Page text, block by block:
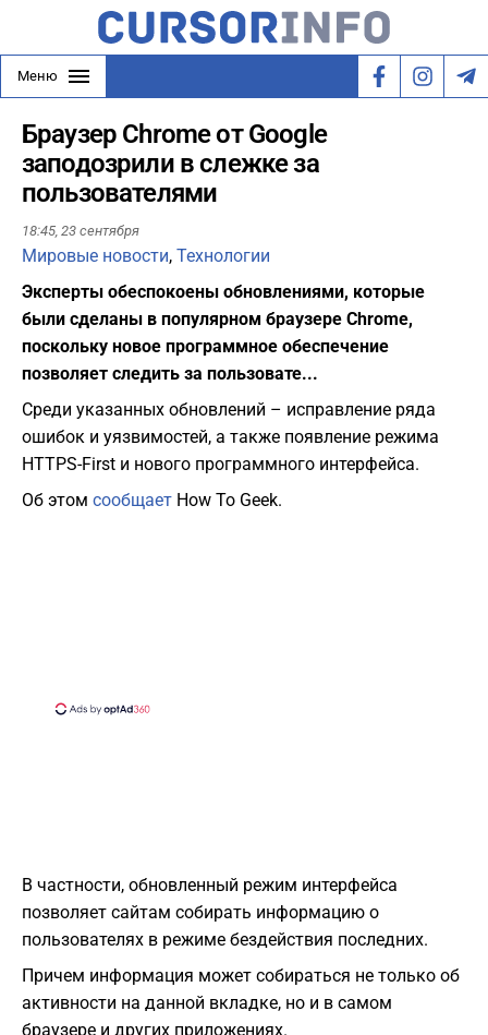
Меню
Браузер Chrome от Google
заподозрили в слежке за
пользователями
18:45, 23 сентября
Мировые новости, Технологии
Эксперты обеспокоены обновлениями, которые
были сделаны в популярном браузере Chrome,
поскольку новое программное обеспечение
позволяет следить за пользовате...
Среди указанных обновлений – исправление ряда
ошибок и уязвимостей, а также появление режима
HTTPS-First и нового программного интерфейса.
Об этом сообщает How To Geek.
В частности, обновленный режим интерфейса
позволяет сайтам собирать информацию о
пользователях в режиме бездействия последних.
Причем информация может собираться не только об
активности на данной вкладке, но и в самом
браузере и других приложениях.